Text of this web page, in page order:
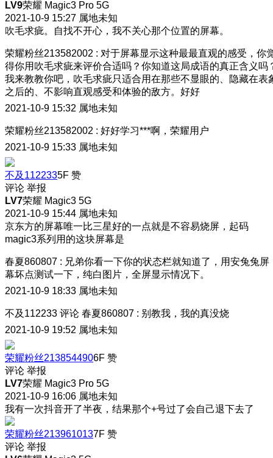
LV9荣耀 Magic3 Pro 5G
2021-10-9 15:27 属地未知
吹毛求疵。自找不开心，我不关心那个位置的屏幕。
荣耀粉丝213582002 : 对于屏幕显示这种最最直观的感受，你
得你用吹毛求疵来评价合适吗？你知道这局成语的真正含义吗
我来教教你吧，吹毛求疵只适合用在那些不显眼的、隐藏在表
之后的、不影响直观感受和体验的敌方。好好
2021-10-9 15:32 属地未知
荣耀粉丝213582002 : 好好学习***啊，荣耀用户
2021-10-9 15:33 属地未知
不及1122335F 赞
评论 举报
LV7荣耀 Magic3 5G
2021-10-9 15:44 属地未知
京东方的屏幕唯一比三星好的一点就是不容易烧屏，起码
magic3系列用的这块屏幕是
春夏860807 : 兄弟你看一下你的状态栏就知道了，用安兔兔屏
幕坏点测试一下，纯白图片，全屏显示情况下。
2021-10-9 18:33 属地未知
不及112233 评论 春夏860807 : 别教我，我的真没烧
2021-10-9 19:52 属地未知
荣耀粉丝2138544906F 赞
评论 举报
LV7荣耀 Magic3 Pro 5G
2021-10-9 16:06 属地未知
我有一次抖音开了半夜，结果那个+号过了会自己退下去了
荣耀粉丝2139610137F 赞
评论 举报